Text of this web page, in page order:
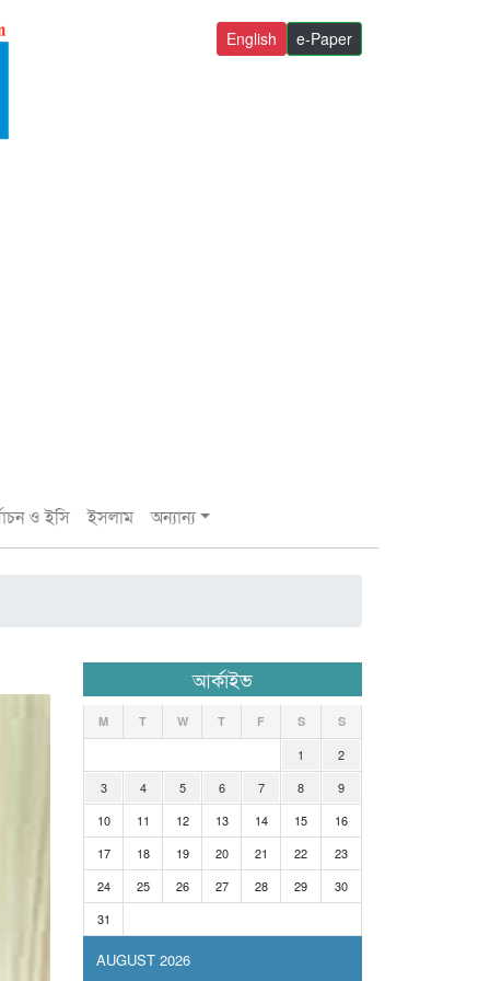
e-Paper
English
ও ইসি ইসলাম অন্যান্য
আর্কাইভ
AUGUST 2026
M T W T F S S
1
2
3
4 5 6 7 8
9
10
11 12 13 14 15
16
17
18 19 20 21 22
23
24
25 26 27 28 29
30
31